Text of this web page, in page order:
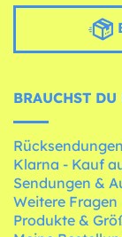
BRAUCHST
Rücksendungen
Klarna - Kauf
Sendungen &
Weitere Fragen
Produkte &